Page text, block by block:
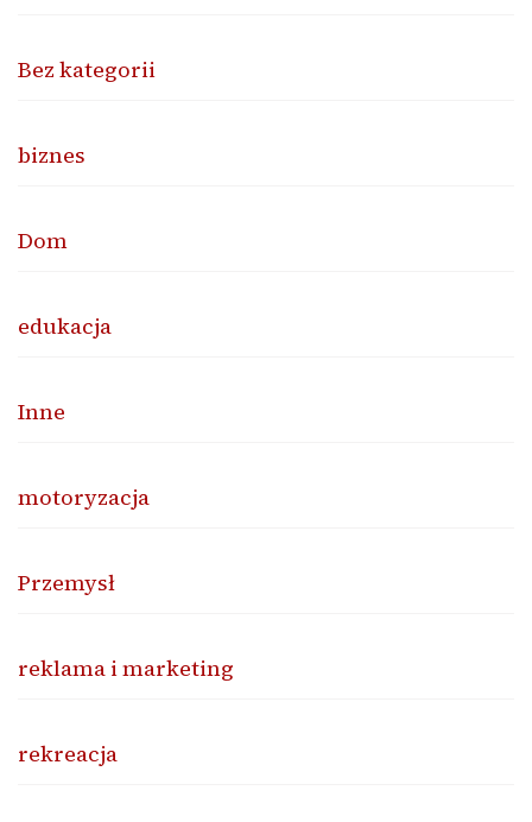
Bez kategorii
biznes
Dom
edukacja
Inne
motoryzacja
Przemysł
reklama i marketing
rekreacja